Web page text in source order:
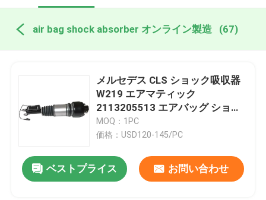
air bag shock absorber オンライン製造 (67)
メルセデス CLS ショック吸収器
W219 エアマティック
2113205513 エアバッグ ショッ
ク吸収器
MOQ：1PC
価格：USD120-145/PC
ベストプライス お問い合わせ